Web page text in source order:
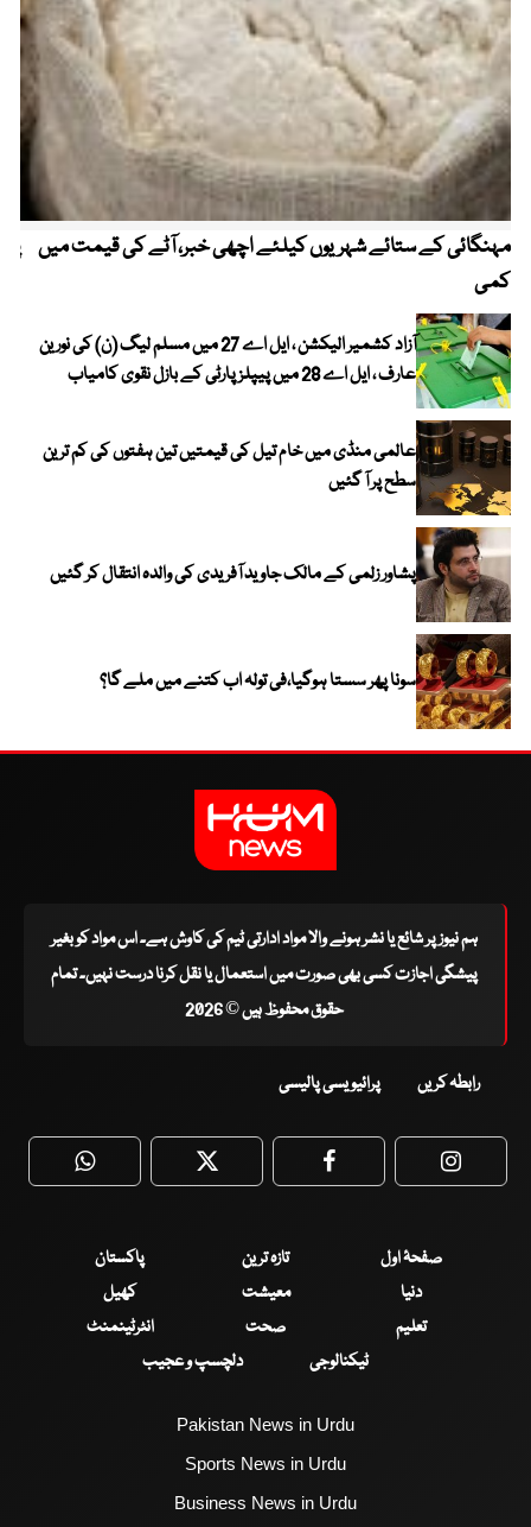
مہنگائی کے ستائے شہریوں کیلئے اچھی خبر، آٹے کی قیمت میں
کمی
آزاد کشمیر الیکشن ، ایل اے 27 میں مسلم لیگ (ن) کی نورین
عارف ، ایل اے 28 میں پیپلز پارٹی کے بازل نقوی کامیاب
عالمی منڈی میں خام تیل کی قیمتیں تین ہفتوں کی کم ترین
سطح پر آ گئیں
پشاور زلمی کے مالک جاوید آفریدی کی والدہ انتقال کر گئیں
سونا پھر سستا ہوگیا،فی تولہ اب کتنے میں ملے گا؟
ہم نیوز پر شائع یا نشر ہونے والا مواد ادارتی ٹیم کی کاوش ہے۔ اس مواد کو بغیر
پیشگی اجازت کسی بھی صورت میں استعمال یا نقل کرنا درست نہیں۔ تمام
حقوق محفوظ ہیں © 2026
رابطہ کریں پرائیویسی پالیسی
WhatsApp Twitter Facebook
صفحۂ اول تازہ ترین
پاکستان
دنیا
معیشت
کھیل
تعلیم
صحت
انٹرٹینمنٹ
ٹیکنالوجی
دلچسپ و عجیب
Pakistan News in Urdu
Sports News in Urdu
Business News in Urdu